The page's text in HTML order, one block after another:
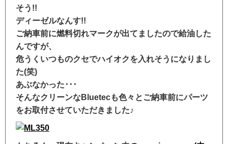
そう!!
ディーゼルなんす!!
ご納車前に燃料切れマークが出てましたので給油した
んですが、
危うくいつものクセでハイオクを入れそうになりまし
た(笑)
あぶなかった･･･
そんなクリーンなBluetecも色々とご納車前にパーツ
をお取付させていただきました♪